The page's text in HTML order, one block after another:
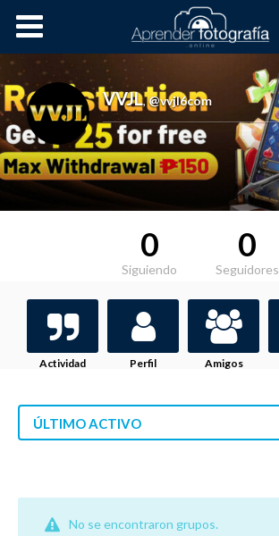
Cursos OnLine
VVJL,@vvjl6com
0
Siguiendo
0
Seguidores
Actividad Perfil Amigos
ÚLTIMO ACTIVO
No se encontraron grupos.